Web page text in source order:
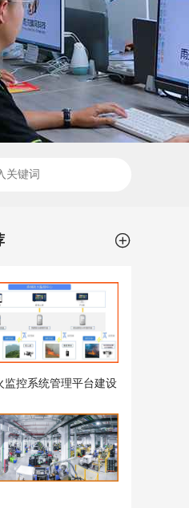

监控系统管理平台建设